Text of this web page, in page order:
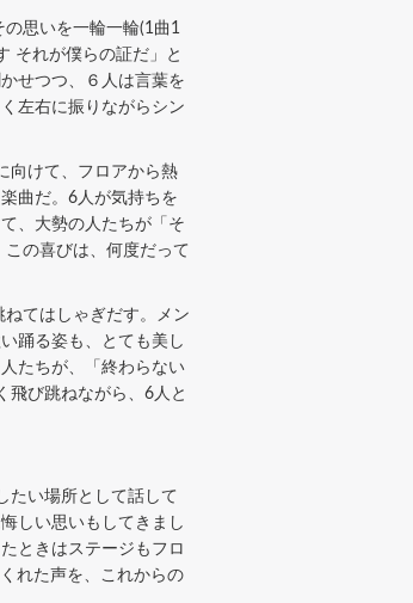
思いを一輪一輪(1曲1
それが僕らの証だ」と
せつつ、６人は言葉を
左右に振りながらシン
向けて、フロアから熱
曲だ。6人が気持ちを
、大勢の人たちが「そ
の喜びは、何度だって
てはしゃぎだす。メン
踊る姿も、とても美し
たちが、「終わらない
飛び跳ねながら、6人と
たい場所として話して
しい思いもしてきまし
ときはステージもフロ
れた声を、これからの